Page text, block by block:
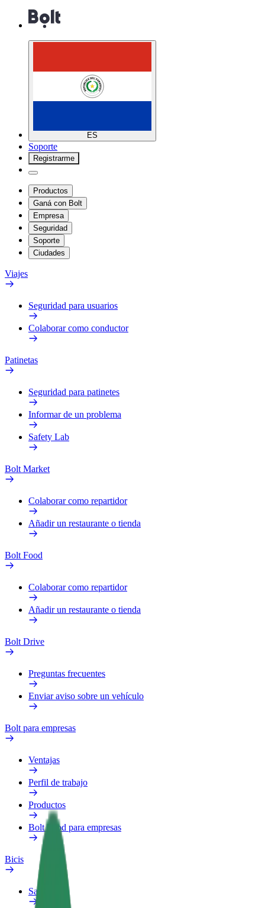
ES
Soporte
Registrarme
Productos
Ganá con Bolt
Empresa
Seguridad
Soporte
Ciudades
Viajes
Seguridad para usuarios
Colaborar como conductor
Patinetas
Seguridad para patinetes
Informar de un problema
Safety Lab
Bolt Market
Colaborar como repartidor
Añadir un restaurante o tienda
Bolt Food
Colaborar como repartidor
Añadir un restaurante o tienda
Bolt Drive
Preguntas frecuentes
Enviar aviso sobre un vehículo
Bolt para empresas
Ventajas
Perfil de trabajo
Productos
Bolt Food para empresas
Bicis
Safety Lab